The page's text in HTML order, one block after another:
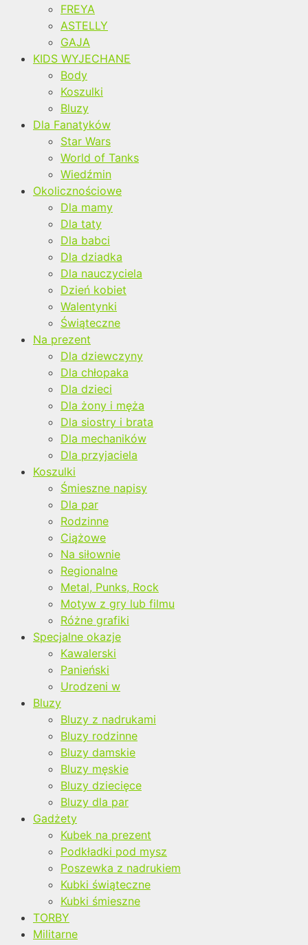
FREYA
ASTELLY
GAJA
KIDS WYJECHANE
Body
Koszulki
Bluzy
Dla Fanatyków
Star Wars
World of Tanks
Wiedźmin
Okolicznościowe
Dla mamy
Dla taty
Dla babci
Dla dziadka
Dla nauczyciela
Dzień kobiet
Walentynki
Świąteczne
Na prezent
Dla dziewczyny
Dla chłopaka
Dla dzieci
Dla żony i męża
Dla siostry i brata
Dla mechaników
Dla przyjaciela
Koszulki
Śmieszne napisy
Dla par
Rodzinne
Ciążowe
Na siłownie
Regionalne
Metal, Punks, Rock
Motyw z gry lub filmu
Różne grafiki
Specjalne okazje
Kawalerski
Panieński
Urodzeni w
Bluzy
Bluzy z nadrukami
Bluzy rodzinne
Bluzy damskie
Bluzy męskie
Bluzy dziecięce
Bluzy dla par
Gadżety
Kubek na prezent
Podkładki pod mysz
Poszewka z nadrukiem
Kubki świąteczne
Kubki śmieszne
TORBY
Militarne